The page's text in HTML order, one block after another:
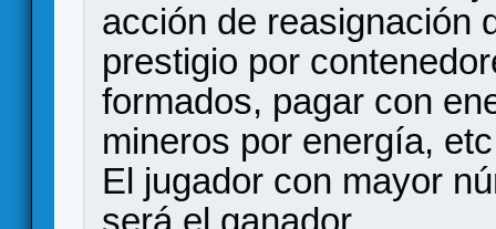
acción de reasignación
prestigio por
formados, pagar con
mineros por energía,
El jugador con mayor
será el ganador.